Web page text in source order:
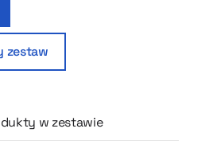
i dbałość o relacje.
zestaw
w zestawie